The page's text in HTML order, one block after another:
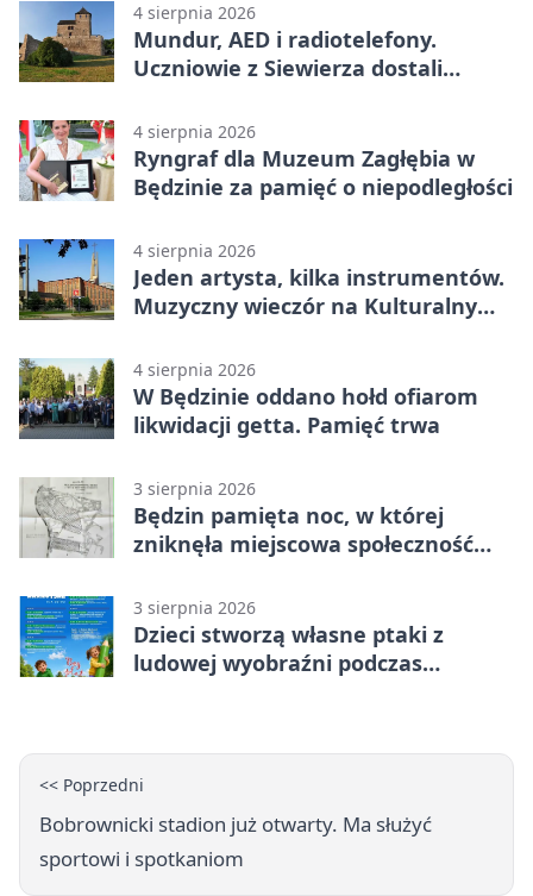
4 sierpnia 2026
Mundur, AED i radiotelefony.
Uczniowie z Siewierza dostali
4 sierpnia 2026
Ryngraf dla Muzeum Zagłębia w
Będzinie za pamięć o niepodległości
4 sierpnia 2026
Jeden artysta, kilka instrumentów.
Muzyczny wieczór na Kulturalnym
4 sierpnia 2026
W Będzinie oddano hołd ofiarom
likwidacji getta. Pamięć trwa
3 sierpnia 2026
Będzin pamięta noc, w której
zniknęła miejscowa społeczność
3 sierpnia 2026
Dzieci stworzą własne ptaki z
ludowej wyobraźni podczas
<< Poprzedni
Bobrownicki stadion już otwarty. Ma służyć
sportowi i spotkaniom